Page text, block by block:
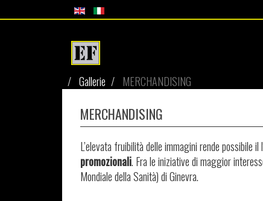
Gallerie MERCHANDISING
MERCHANDISING
L’elevata fruibilità delle immagini rende possibile
promozionali. Fra le iniziative di maggior
Mondiale della Sanità) di Ginevra.